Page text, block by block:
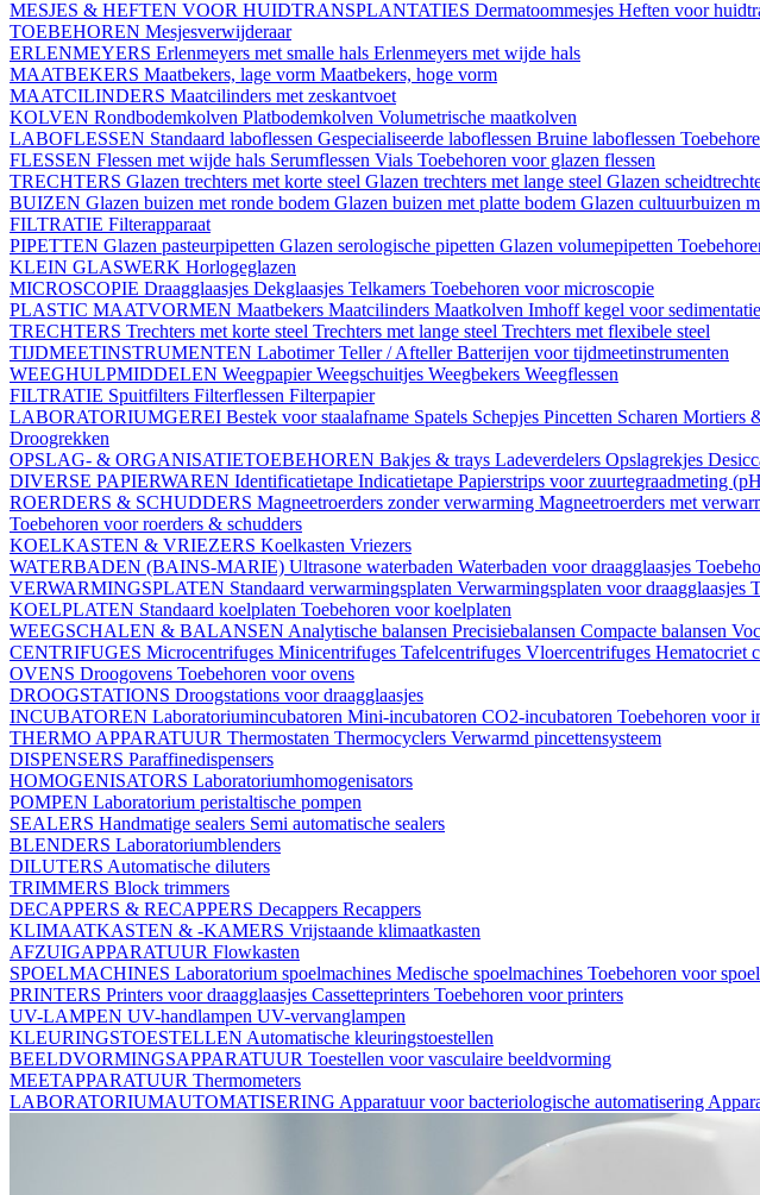
MESJES & HEFTEN VOOR HUIDTRANSPLANTATIES Dermatoommesjes Heften voor
TOEBEHOREN Mesjesverwijderaar
ERLENMEYERS Erlenmeyers met smalle hals Erlenmeyers met wijde hals
MAATBEKERS Maatbekers, lage vorm Maatbekers, hoge vorm
MAATCILINDERS Maatcilinders met zeskantvoet
KOLVEN Rondbodemkolven Platbodemkolven Volumetrische maatkolven
LABOFLESSEN Standaard laboflessen Gespecialiseerde laboflessen Bruine laboflessen
FLESSEN Flessen met wijde hals Serumflessen Vials Toebehoren voor glazen flessen
TRECHTERS Glazen trechters met korte steel Glazen trechters met lange steel Glazen
BUIZEN Glazen buizen met ronde bodem Glazen buizen met platte bodem Glazen cultuurbuizen
FILTRATIE Filterapparaat
PIPETTEN Glazen pasteurpipetten Glazen serologische pipetten Glazen volumepipetten
KLEIN GLASWERK Horlogeglazen
MICROSCOPIE Draagglaasjes Dekglaasjes Telkamers Toebehoren voor microscopie
PLASTIC MAATVORMEN Maatbekers Maatcilinders Maatkolven Imhoff kegel voor sedimentatie
TRECHTERS Trechters met korte steel Trechters met lange steel Trechters met flexibele steel
TIJDMEETINSTRUMENTEN LabotimerTeller / AftellerBatterijen voor tijdmeetinstrumenten
WEEGHULPMIDDELEN WeegpapierWeegschuitjes Weegbekers Weegflessen
FILTRATIE Spuitfilters Filterflessen Filterpapier
LABORATORIUMGEREI Bestek voor staalafname Spatels Schepjes Pincetten Scharen Mortiers
Droogrekken
OPSLAG- & ORGANISATIETOEBEHOREN Bakjes & trays Ladeverdelers Opslagrekjes
DIVERSE PAPIERWAREN Identificatietape Indicatietape Papierstrips voor zuurtegraadmeting
ROERDERS & SCHUDDERS Magneetroerders zonder verwarming Magneetroerders met
Toebehoren voor roerders & schudders
KOELKASTEN & VRIEZERS Koelkasten Vriezers
WATERBADEN (BAINS-MARIE) Ultrasone waterbaden Waterbaden voor draagglaasjes
VERWARMINGSPLATEN Standaard verwarmingsplaten Verwarmingsplaten voor draagglaasjes
KOELPLATEN Standaard koelplaten Toebehoren voor koelplaten
WEEGSCHALEN & BALANSEN Analytische balansen Precisiebalansen Compacte balansen
CENTRIFUGES Microcentrifuges Minicentrifuges Tafelcentrifuges Vloercentrifuges Hematocriet
OVENS Droogovens Toebehoren voor ovens
DROOGSTATIONS Droogstations voor draagglaasjes
INCUBATOREN Laboratoriumincubatoren Mini-incubatoren CO2-incubatoren Toebehoren voor
THERMO APPARATUUR Thermostaten Thermocyclers Verwarmd pincettensysteem
DISPENSERS Paraffinedispensers
HOMOGENISATORS Laboratoriumhomogenisators
POMPEN Laboratorium peristaltische pompen
SEALERS Handmatige sealers Semi automatische sealers
BLENDERS Laboratoriumblenders
DILUTERS Automatische diluters
TRIMMERS Block trimmers
DECAPPERS & RECAPPERS Decappers Recappers
KLIMAATKASTEN & -KAMERS Vrijstaande klimaatkasten
AFZUIGAPPARATUUR Flowkasten
SPOELMACHINES Laboratorium spoelmachines Medische spoelmachines Toebehoren voor
PRINTERS Printers voor draagglaasjes Cassetteprinters Toebehoren voor printers
UV-LAMPEN UV-handlampen UV-vervanglampen
KLEURINGSTOESTELLEN Automatische kleuringstoestellen
BEELDVORMINGSAPPARATUUR Toestellen voor vasculaire beeldvorming
MEETAPPARATUUR Thermometers
LABORATORIUMAUTOMATISERING Apparatuur voor bacteriologische automatisering